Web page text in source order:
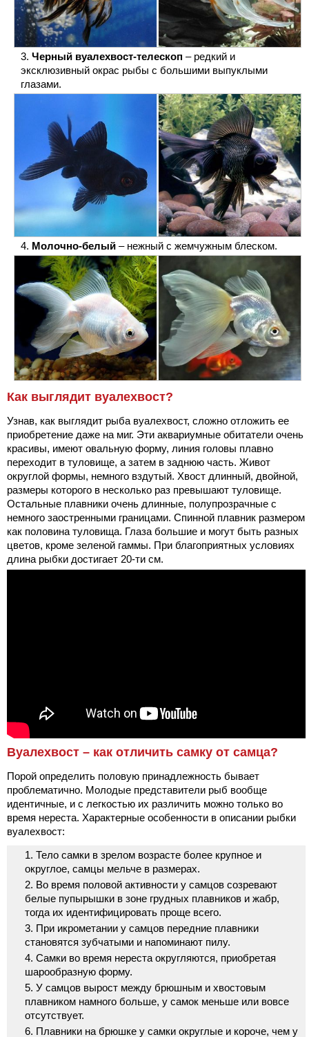
Черный вуалехвост-телескоп – редкий и
эксклюзивный окрас рыбы с большими выпуклыми
глазами.
Молочно-белый – нежный с жемчужным блеском.
Как выглядит вуалехвост?
Узнав, как выглядит рыба вуалехвост, сложно отложить ее
приобретение даже на миг. Эти аквариумные обитатели очень
красивы, имеют овальную форму, линия головы плавно
переходит в туловище, а затем в заднюю часть. Живот
округлой формы, немного вздутый. Хвост длинный, двойной,
размеры которого в несколько раз превышают туловище.
Остальные плавники очень длинные, полупрозрачные с
немного заостренными границами. Спинной плавник размером
как половина туловища. Глаза большие и могут быть разных
цветов, кроме зеленой гаммы. При благоприятных условиях
длина рыбки достигает 20-ти см.
Вуалехвост – как отличить самку от самца?
Порой определить половую принадлежность бывает
проблематично. Молодые представители рыб вообще
идентичные, и с легкостью их различить можно только во
время нереста. Характерные особенности в описании рыбки
вуалехвост:
Тело самки в зрелом возрасте более крупное и
округлое, самцы мельче в размерах.
Во время половой активности у самцов созревают
белые пупырышки в зоне грудных плавников и жабр,
тогда их идентифицировать проще всего.
При икрометании у самцов передние плавники
становятся зубчатыми и напоминают пилу.
Самки во время нереста округляются, приобретая
шарообразную форму.
У самцов вырост между брюшным и хвостовым
плавником намного больше, у самок меньше или вовсе
отсутствует.
Плавники на брюшке у самки округлые и короче, чем у